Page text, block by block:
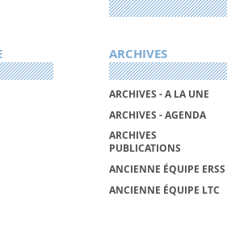
ARCHIVES
ARCHIVES - A LA UNE
ARCHIVES - AGENDA
ARCHIVES
PUBLICATIONS
ANCIENNE ÉQUIPE ERSS
ANCIENNE ÉQUIPE LTC